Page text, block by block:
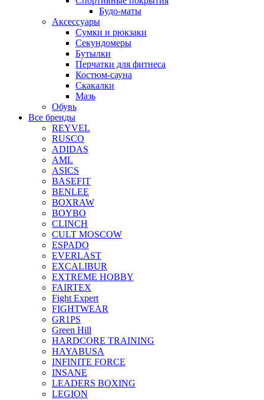
Будо-маты
Аксессуары
Сумки и рюкзаки
Секундомеры
Бутылки
Перчатки для фитнеса
Костюм-сауна
Скакалки
Мазь
Обувь
Все бренды
REYVEL
RUSCO
ADIDAS
AML
ASICS
BASEFIT
BENLEE
BOXRAW
BOYBO
CLINCH
CULT MOSCOW
ESPADO
EVERLAST
EXCALIBUR
EXTREME HOBBY
FAIRTEX
Fight Expert
FIGHTWEAR
GR1PS
Green Hill
HARDCORE TRAINING
HAYABUSA
INFINITE FORCE
INSANE
LEADERS BOXING
LEGION